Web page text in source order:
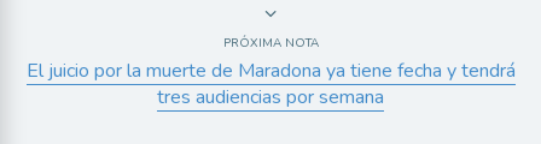
PRÓXIMA NOTA
El juicio por la muerte de Maradona ya tiene fecha y tendrá
tres audiencias por semana